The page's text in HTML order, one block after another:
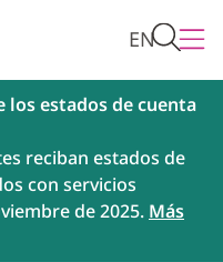
EN
estados de cuenta
reciban estados de
con servicios
de 2025. Más